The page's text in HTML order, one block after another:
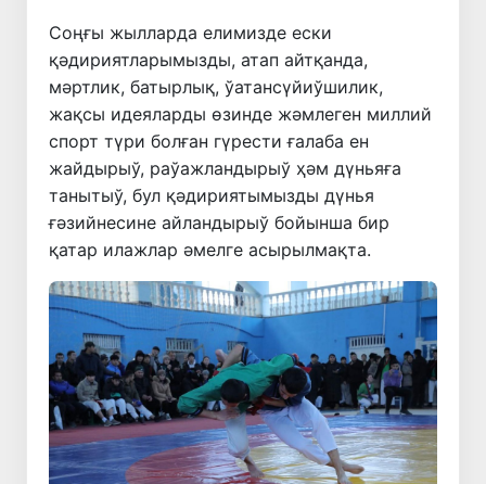
Соңғы жылларда елимизде ески
қәдириятларымызды, атап айтқанда,
мәртлик, батырлық, ўатансүйиўшилик,
жақсы идеяларды өзинде жәмлеген миллий
спорт түри болған гүрести ғалаба ен
жайдырыў, раўажландырыў ҳәм дүньяға
танытыў, бул қәдириятымызды дүнья
ғәзийнесине айландырыў бойынша бир
қатар илажлар әмелге асырылмақта.